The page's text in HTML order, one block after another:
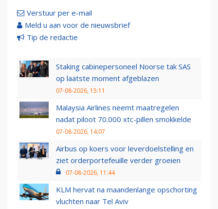
Verstuur per e-mail
Meld u aan voor de nieuwsbrief
Tip de redactie
Staking cabinepersoneel Noorse tak SAS
op laatste moment afgeblazen
07-08-2026, 15:11
Malaysia Airlines neemt maatregelen
nadat piloot 70.000 xtc-pillen smokkelde
07-08-2026, 14:07
Airbus op koers voor leverdoelstelling en
ziet orderportefeuille verder groeien
07-08-2026, 11:44
KLM hervat na maandenlange opschorting
vluchten naar Tel Aviv